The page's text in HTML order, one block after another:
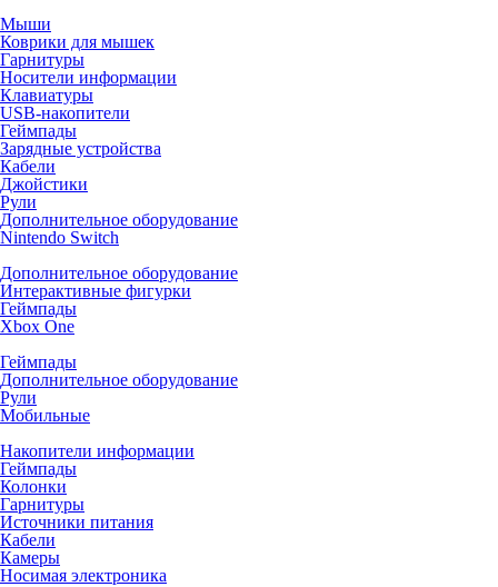
Мыши
Коврики для мышек
Гарнитуры
Носители информации
Клавиатуры
USB-накопители
Геймпады
Зарядные устройства
Кабели
Джойстики
Рули
Дополнительное оборудование
Nintendo Switch
Дополнительное оборудование
Интерактивные фигурки
Геймпады
Xbox One
Геймпады
Дополнительное оборудование
Рули
Мобильные
Накопители информации
Геймпады
Колонки
Гарнитуры
Источники питания
Кабели
Камеры
Носимая электроника